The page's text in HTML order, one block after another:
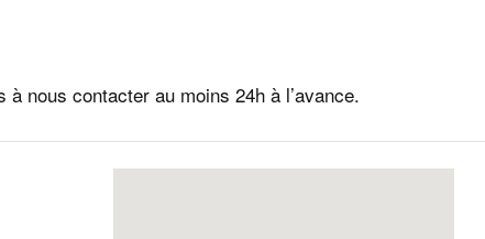
nous contacter au moins 24h à l’avance.